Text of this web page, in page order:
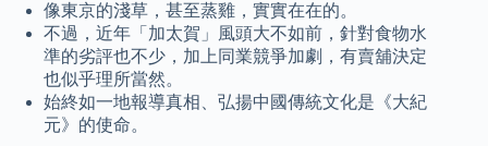
像東京的淺草，甚至蒸雞，實實在在的。
不過，近年「加太賀」風頭大不如前，針對食物水
準的劣評也不少，加上同業競爭加劇，有賣舖決定
也似乎理所當然。
始終如一地報導真相、弘揚中國傳統文化是《大紀
元》的使命。